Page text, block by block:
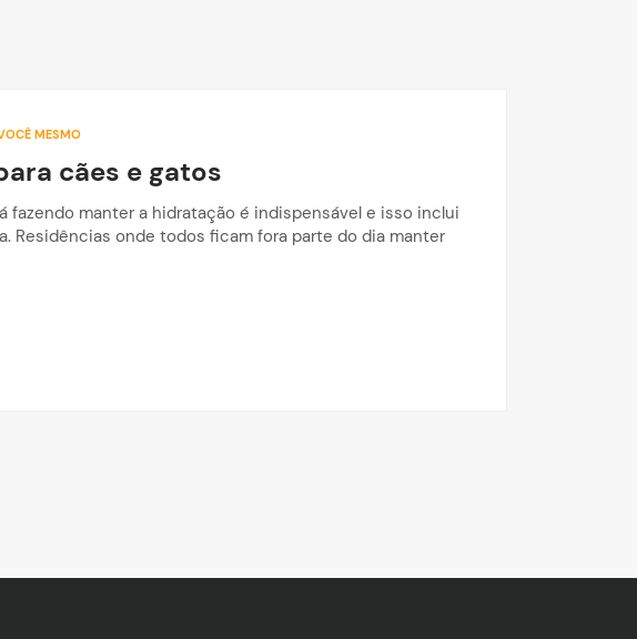
MESMO
cães e gatos
fazendo manter a hidratação é indispensável e isso inclui
Residências onde todos ficam fora parte do dia manter